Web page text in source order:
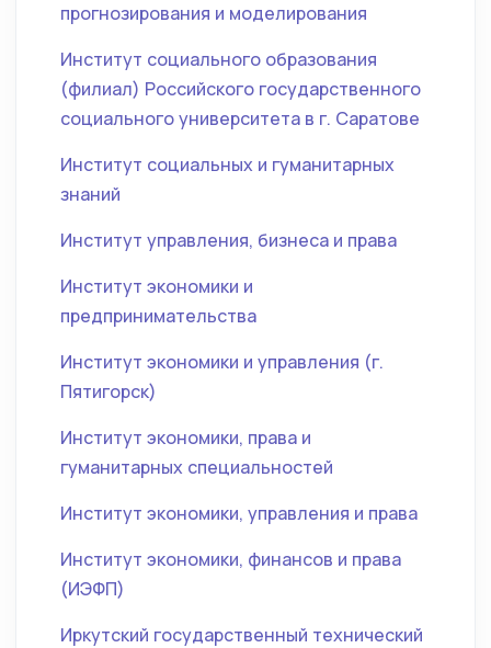
прогнозирования и моделирования
Институт социального образования
(филиал) Российского государственного
социального университета в г. Саратове
Институт социальных и гуманитарных
знаний
Институт управления, бизнеса и права
Институт экономики и
предпринимательства
Институт экономики и управления (г.
Пятигорск)
Институт экономики, права и
гуманитарных специальностей
Институт экономики, управления и права
Институт экономики, финансов и права
(ИЭФП)
Иркутский государственный технический